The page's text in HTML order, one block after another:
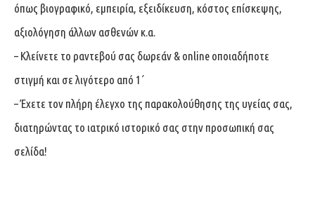
όπως βιογραφικό, εμπειρία, εξειδίκευση, κόστος επίσκεψης,
αξιολόγηση άλλων ασθενών κ.α.
– Κλείνετε το ραντεβού σας δωρεάν & online οποιαδήποτε
στιγμή και σε λιγότερο από 1΄
– Έχετε τον πλήρη έλεγχο της παρακολούθησης της υγείας σας,
διατηρώντας το ιατρικό ιστορικό σας στην προσωπική σας
σελίδα!